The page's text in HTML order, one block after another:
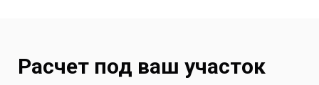
Расчет под ваш участок